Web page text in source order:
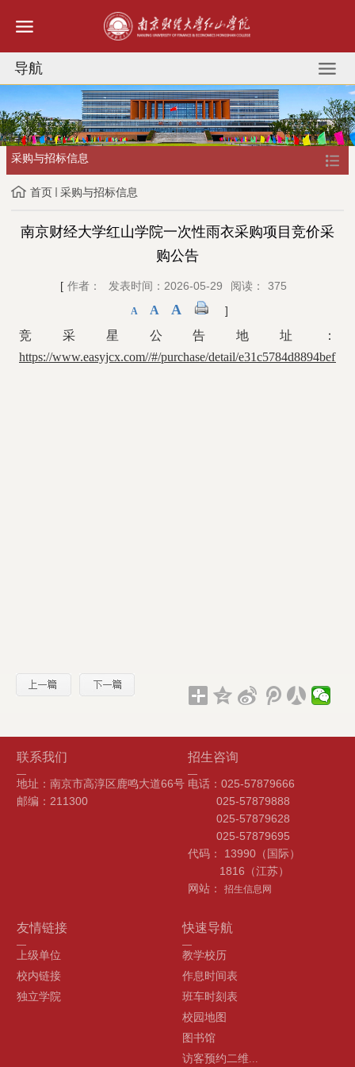
导航
采购与招标信息
首页 采购与招标信息
南京财经大学红山学院一次性雨衣采购项目竞价采
购公告
[ 作者： 发表时间：2026-05-29 阅读： 375
A A A ]
竞采星公告地址：
https://www.easyjcx.com//#/purchase/detail/
联系我们
地址：南京市高淳区鹿鸣大道66号
邮编：211300
招生咨询
电话：025-57879666
025-57879888
025-57879628
025-57879695
代码： 13990（国际）
1816（江苏）
网站： 招生信息网
友情链接
上级单位
校内链接
独立学院
快速导航
教学校历
作息时间表
班车时刻表
校园地图
图书馆
访客预约二维...